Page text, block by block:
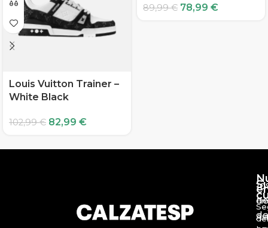
Louis Vuitton Trainer –
White Black
102,99€ 82,99 €
89,99€ 78,99 €
de